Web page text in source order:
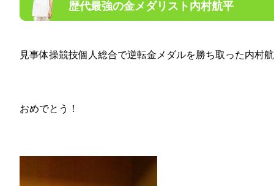
歴代最強の金メダリスト内村航平
見事体操競技個人総合で逆転金メダルを勝ち取った内村
おめでとう！